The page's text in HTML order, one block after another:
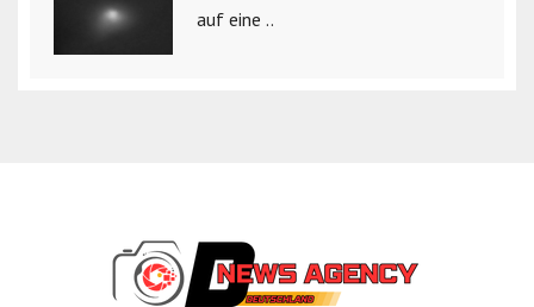
auf eine ..